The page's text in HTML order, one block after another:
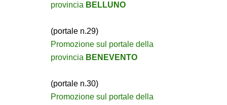
provincia BELLUNO
(portale n.29)
Promozione sul portale della
provincia BENEVENTO
(portale n.30)
Promozione sul portale della